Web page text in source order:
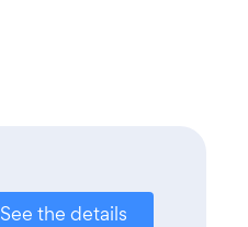
See the details